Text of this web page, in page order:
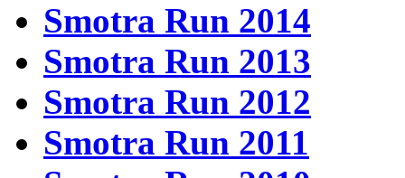
Smotra Run 2014
Smotra Run 2013
Smotra Run 2012
Smotra Run 2011